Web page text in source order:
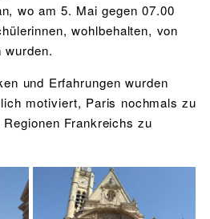
wo am 5. Mai gegen 07.00
wohlbehalten, von
wurden.
und Erfahrungen wurden
motiviert, Paris nochmals zu
Frankreichs zu